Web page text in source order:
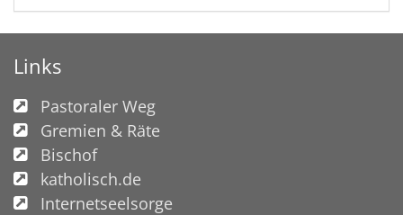
Links
Pastoraler Weg
Gremien & Räte
Bischof
katholisch.de
Internetseelsorge